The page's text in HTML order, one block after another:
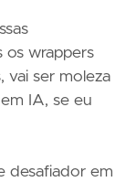
os wrappers
vai ser moleza
IA, se eu
desafiador em